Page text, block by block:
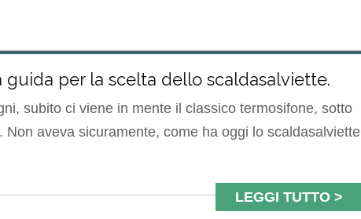
guida per la scelta dello scaldasalviette.
subito ci viene in mente il classico termosifone, sotto
Non aveva sicuramente, come ha oggi lo scaldasalviette
LEGGI TUTTO >